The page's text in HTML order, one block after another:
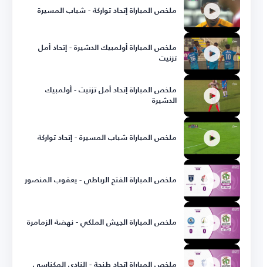
ملخص المباراة إتحاد تواركة - شباب المسيرة
ملخص المباراة أولمبيك الدشيرة - إتحاد أمل
تزنيت
ملخص المباراة إتحاد أمل تزنيت - أولمبيك
الدشيرة
ملخص المباراة شباب المسيرة - إتحاد تواركة
ملخص المباراة الفتح الرباطي - يعقوب المنصور
ملخص المباراة الجيش الملكي - نهضة الزمامرة
ملخص المباراة إتحاد طنجة - النادي المكناسي